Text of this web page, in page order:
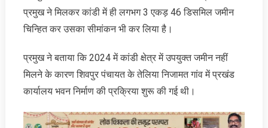
प्रमुख ने मिलकर कांडी में ही लगभग 3 एकड़ 46 डिसमिल जमीन
चिन्हित कर उसका सीमांकन भी कर लिया है।
प्रमुख ने बताया कि 2024 में कांडी क्षेत्र में उपयुक्त जमीन नहीं
मिलने के कारण शिवपुर पंचायत के तेलिया निजामत गांव में प्रखंड
कार्यालय भवन निर्माण की प्रक्रिया शुरू की गई थी।